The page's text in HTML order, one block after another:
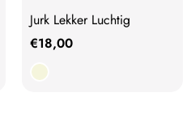
Jurk Lekker Luchtig
€18,00